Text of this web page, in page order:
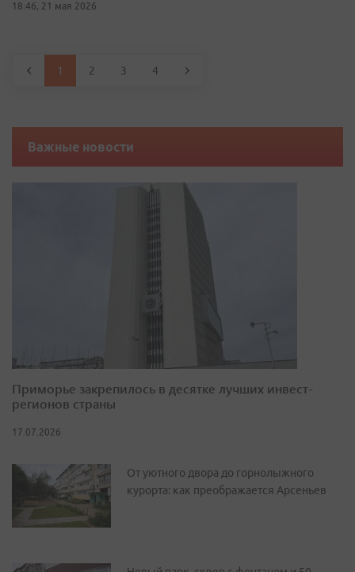
18:46, 21 мая 2026
1 2 3 4
Важные новости
Приморье закрепилось в десятке лучших инвест-
регионов страны
17.07.2026
От уютного двора до горнолыжного
курорта: как преображается Арсеньев